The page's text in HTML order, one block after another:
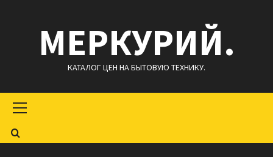
содержимомуМЕРКУРИЙ.
КАТАЛОГ ЦЕН НА БЫТОВУЮ ТЕХНИКУ.
меню